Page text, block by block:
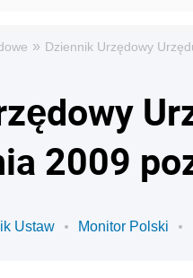
» Dziennik Urzędowy
2009
Ustaw Monitor Polski